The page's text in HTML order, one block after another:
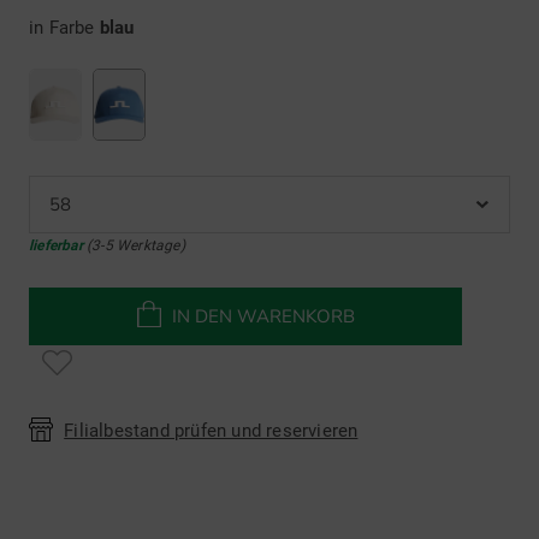
in Farbe blau
58
lieferbar(3-5 Werktage)
IN DEN WARENKORB
Filialbestand prüfen und reservieren